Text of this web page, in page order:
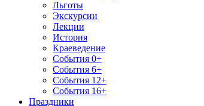
Льготы
Экскурсии
Лекции
История
Краеведение
События 0+
События 6+
События 12+
События 16+
Праздники